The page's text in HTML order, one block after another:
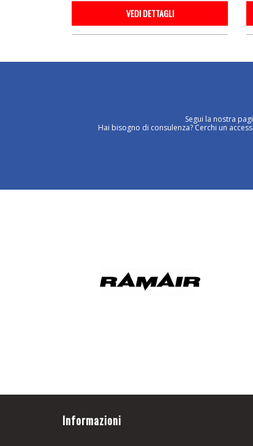
VEDI DETTAGLI
Segui la nostra
Hai bisogno di consulenza? Cerchi un
Informazioni